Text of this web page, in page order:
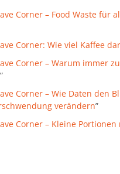
Corner – Food Waste für
Corner: Wie viel Kaffee
Corner – Warum immer
”
Corner – Wie Daten den
verändern”
Corner – Kleine